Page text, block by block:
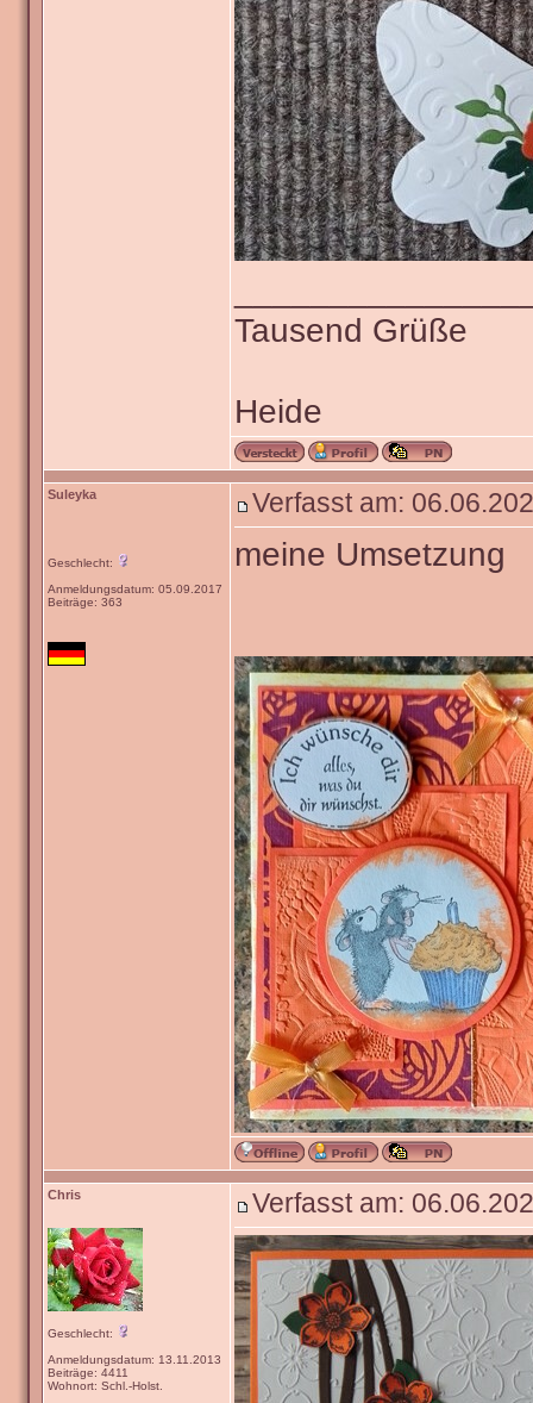
Tausend Grüße
Heide
Suleyka
Geschlecht:
Anmeldungsdatum: 05.09.2017
Beiträge: 363
Verfasst am:
meine Umsetzung
Chris
Geschlecht:
Anmeldungsdatum: 13.11.2013
Beiträge: 4411
Wohnort: Schl.-Holst.
Verfasst am: